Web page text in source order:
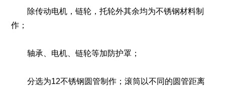
除传动电机，链轮，托轮外其余均为不锈钢材料制
作；
轴承、电机、链轮等加防护罩；
分选为12不锈钢圆管制作；滚筒以不同的圆管距离